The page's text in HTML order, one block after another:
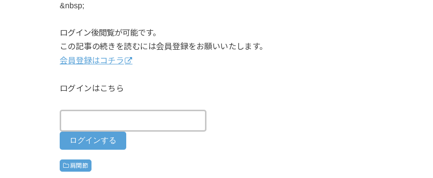
&nbsp;
ログイン後閲覧が可能です。
この記事の続きを読むには会員登録をお願いいたします。
会員登録はコチラ
ログインはこちら
肩関節